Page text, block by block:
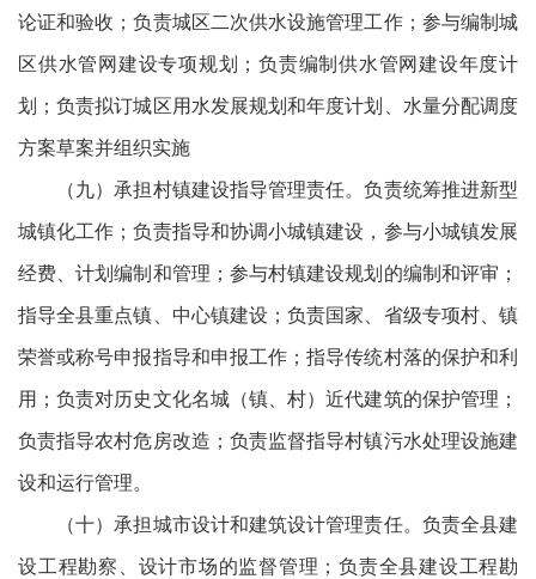
论证和验收；负责城区二次供水设施管理工作；参与编制城
区供水管网建设专项规划；负责编制供水管网建设年度计
划；负责拟订城区用水发展规划和年度计划、水量分配调度
方案草案并组织实施
（九）承担村镇建设指导管理责任。负责统筹推进新型
城镇化工作；负责指导和协调小城镇建设，参与小城镇发展
经费、计划编制和管理；参与村镇建设规划的编制和评审；
指导全县重点镇、中心镇建设；负责国家、省级专项村、镇
荣誉或称号申报指导和申报工作；指导传统村落的保护和利
用；负责对历史文化名城（镇、村）近代建筑的保护管理；
负责指导农村危房改造；负责监督指导村镇污水处理设施建
设和运行管理。
（十）承担城市设计和建筑设计管理责任。负责全县建
设工程勘察、设计市场的监督管理；负责全县建设工程勘